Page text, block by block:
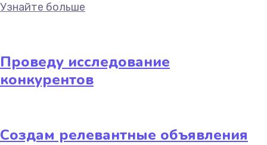
Узнайте больше
Проведу исследование
конкурентов
Создам релевантные объявления